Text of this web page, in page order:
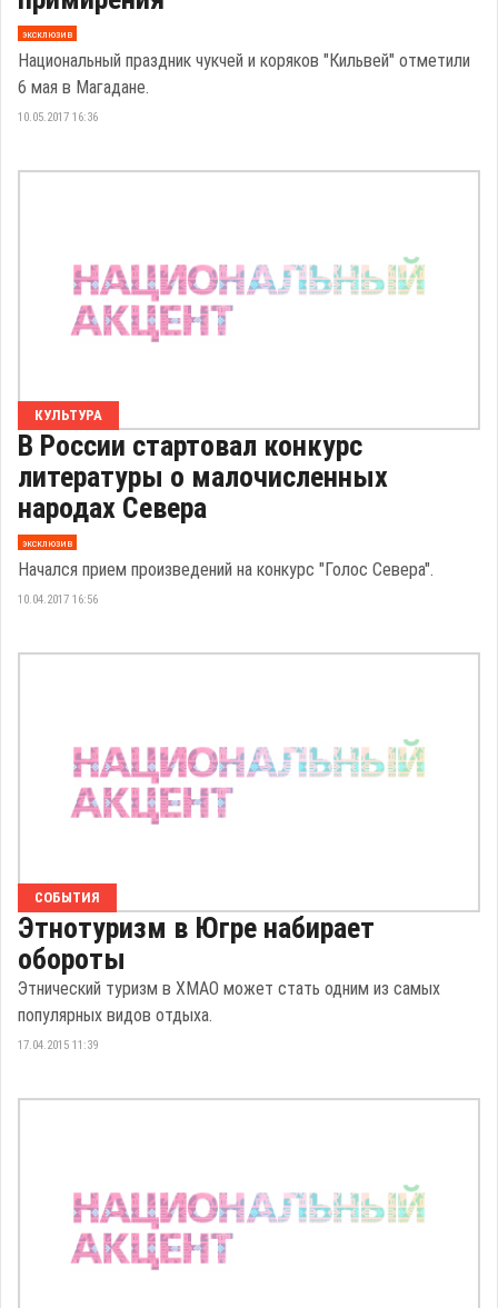
эксклюзив
Национальный праздник чукчей и коряков "Кильвей" отметили
6 мая в Магадане.
10.05.2017 16:36
КУЛЬТУРА
В России стартовал конкурс
литературы о малочисленных
народах Севера
эксклюзив
Начался прием произведений на конкурс "Голос Севера".
10.04.2017 16:56
СОБЫТИЯ
Этнотуризм в Югре набирает
обороты
Этнический туризм в ХМАО может стать одним из самых
популярных видов отдыха.
17.04.2015 11:39